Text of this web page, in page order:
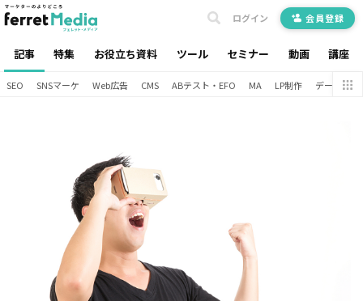
記事 特集 お役立ち資料 ツール セミナー 動画 講座
ログイン 会員登録
SEO SNSマーケ Web広告 CMS ABテスト・EFO MA LP制作 データ分析